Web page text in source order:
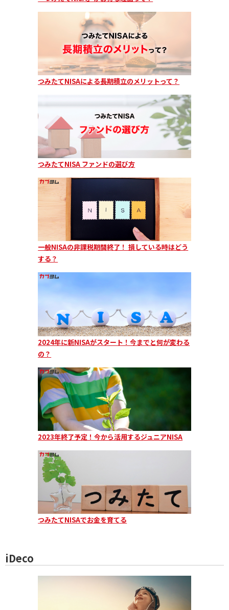
つみたてNISAによる長期積立のメリットって？
つみたてNISA ファンドの選び方
一般NISAの非課税期間終了！ 損している時はどう
する？
2024年に新NISAがスタート！今までと何が変わる
の？
2023年終了予定！今から活用するジュニアNISA
つみたてNISAでお金を育てる
iDeco